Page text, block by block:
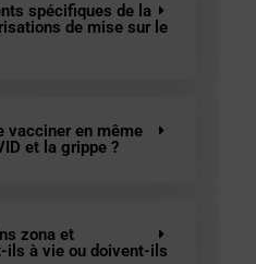
spécifiques de la
de mise sur le
vacciner en même
et la grippe ?
zona et
ils à vie ou doivent-ils